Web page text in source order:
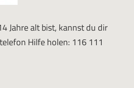
Jahre alt bist, kannst du dir
Hilfe holen: 116 111